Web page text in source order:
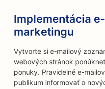
Implementácia
marketingu
Vytvorte si e-mailový
webových stránok
ponuky. Pravidelné e-
publikum informovať o